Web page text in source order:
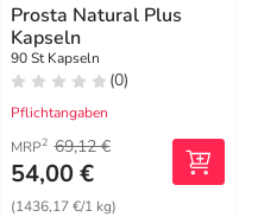
Prosta Natural Plus
Kapseln
90 St Kapseln
(0)
Pflichtangaben
MRP2 69,12 €
54,00 €
(1436,17 €/1 kg)